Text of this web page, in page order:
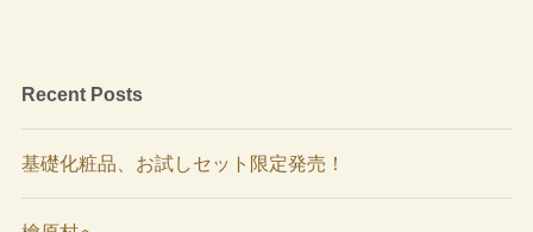
Recent Posts
基礎化粧品、お試しセット限定発売！